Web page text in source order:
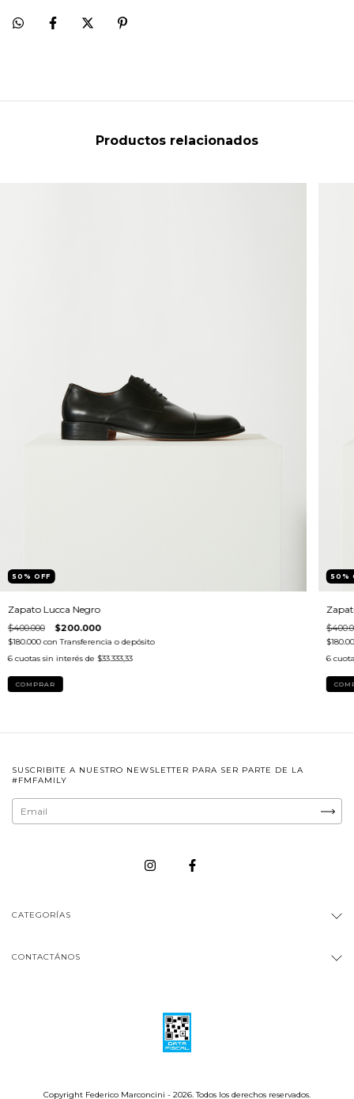
Productos relacionados
50 % OFF
Zapato Lucca Negro
$400.000 $200.000
$180.000con Transferencia o depósito
6 cuotas sin interés de $33.333,33
COMPRAR
50 %
6
SUSCRIBITE A NUESTRO NEWSLETTER PARA SER PARTE DE LA
#FMFAMILY
CATEGORÍAS
CONTACTÁNOS
Copyright Federico Marconcini - 2026. Todos los derechos reservados.